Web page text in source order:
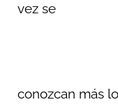
vez se
conozcan más